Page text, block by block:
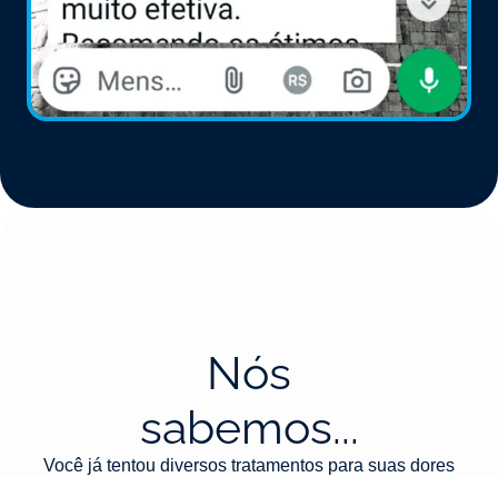
Nós
sabemos...
Você já tentou diversos tratamentos para suas dores